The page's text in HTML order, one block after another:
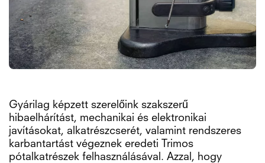
Gyárilag képzett szerelőink szakszerű
hibaelhárítást, mechanikai és elektronikai
javításokat, alkatrészcserét, valamint rendszeres
karbantartást végeznek eredeti Trimos
pótalkatrészek felhasználásával. Azzal, hogy